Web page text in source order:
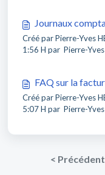
Journaux
Créé par Pierre-Yves
1:56 H par Pierre-Yves
FAQ sur la
Créé par Pierre-Yves
5:07 H par Pierre-Yves
< Précédent